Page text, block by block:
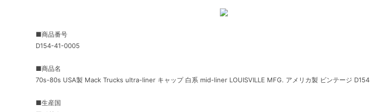
■商品番号
D154-41-0005
■商品名
70s-80s USA製 Mack Trucks ultra-liner キャップ 白系 mid-liner LOUISVILLE MFG. アメリカ製 ビンテージ D154
■生産国